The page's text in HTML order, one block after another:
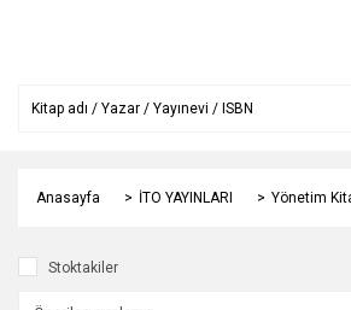
Anasayfa İTO YAYINLARI Yönetim
Stoktakiler